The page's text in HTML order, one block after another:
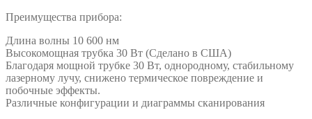
Преимущества прибора:
Длина волны 10 600 нм
Высокомощная трубка 30 Вт (Сделано в США)
Благодаря мощной трубке 30 Вт, однородному, стабильному
лазерному лучу, снижено термическое повреждение и
побочные эффекты.
Различные конфигурации и диаграммы сканирования